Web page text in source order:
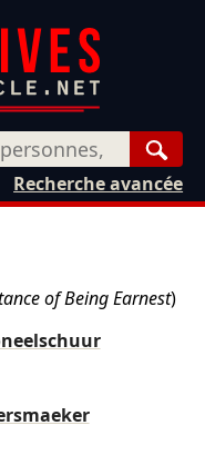
Recherche avancée
of Being Earnest)